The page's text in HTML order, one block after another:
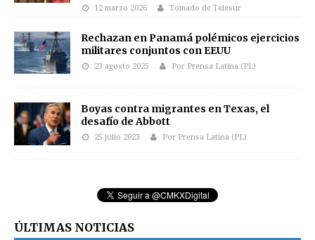
12 marzo 2026 Tomado de Telesur
Rechazan en Panamá polémicos ejercicios
militares conjuntos con EEUU
23 agosto 2025 Por Prensa Latina (PL)
Boyas contra migrantes en Texas, el
desafío de Abbott
25 julio 2023 Por Prensa Latina (PL)
ÚLTIMAS NOTICIAS